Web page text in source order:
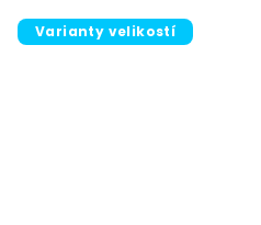
Varianty velikostí